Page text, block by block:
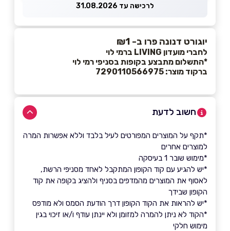
לרכישה עד 31.08.2026
יוגורט דנונה פרו ב- ₪1
לחברי מועדון LIVING ברמי לוי
*התשלום מתבצע בקופות בסניפי רמי לוי
ברקוד מוצר: 7290110566975
חשוב לדעת
*תקף על המוצרים המפורטים לעיל בלבד וללא אפשרות המרה
למוצרים אחרים
*מימוש שובר 1 בעיסקה
*יש להגיע עם קוד הקופון המתקבל לאחד מסניפי הרשת,
לאסוף את המוצרים מהמדפים בסניף ולהציג בקופה את קוד
הקופון שבידך
*יש להראות את הקוד הקופון דרך הודעת הסמס ולא מודפס
*הקוד לא ניתן להמרה למזומן ולא יינתן עודף ו/או זיכוי בגין
מימוש חלקי